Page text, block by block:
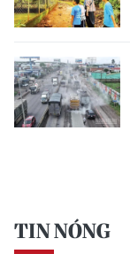
TIN NÓNG